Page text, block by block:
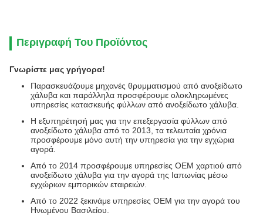
Περιγραφή Του Προϊόντος
Γνωρίστε μας γρήγορα!
Παρασκευάζουμε μηχανές θρυμματισμού από ανοξείδωτο
χάλυβα και παράλληλα προσφέρουμε ολοκληρωμένες
υπηρεσίες κατασκευής φύλλων από ανοξείδωτο χάλυβα.
Η εξυπηρέτησή μας για την επεξεργασία φύλλων από
ανοξείδωτο χάλυβα από το 2013, τα τελευταία χρόνια
προσφέρουμε μόνο αυτή την υπηρεσία για την εγχώρια
αγορά.
Από το 2014 προσφέρουμε υπηρεσίες OEM χαρτιού από
ανοξείδωτο χάλυβα για την αγορά της Ιαπωνίας μέσω
εγχώριων εμπορικών εταιρειών.
Από το 2022 ξεκινάμε υπηρεσίες OEM για την αγορά του
Ηνωμένου Βασιλείου.